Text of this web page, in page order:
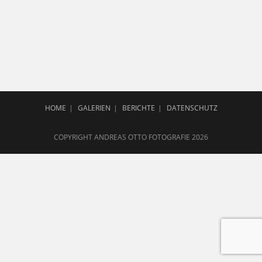
HOME GALERIEN BERICHTE DATENSCHUTZ
COPYRIGHT ANDREAS OTTO FOTOGRAFIE 2026